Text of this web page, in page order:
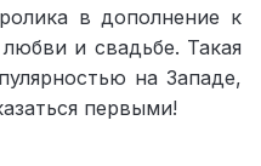
в дополнение к
и свадьбе. Такая
на Западе,
первыми!